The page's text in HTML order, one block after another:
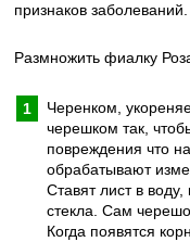
признаков заболеваний.
Размножить фиалку
Черенком,
черешком так,
повреждения что
обрабатывают
Ставят лист в
стекла. Сам
Когда появятся